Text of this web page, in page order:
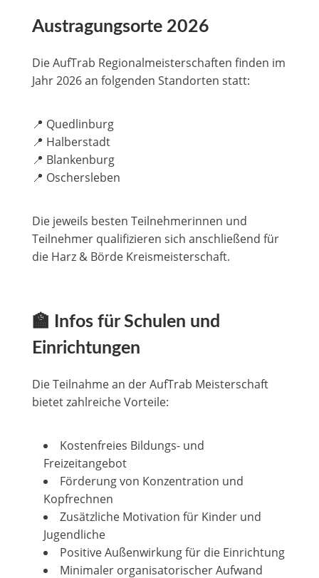
Austragungsorte 2026
Die AufTrab Regionalmeisterschaften finden im
Jahr 2026 an folgenden Standorten statt:
📍 Quedlinburg
📍 Halberstadt
📍 Blankenburg
📍 Oschersleben
Die jeweils besten Teilnehmerinnen und
Teilnehmer qualifizieren sich anschließend für
die Harz & Börde Kreismeisterschaft.
🏫 Infos für Schulen und
Einrichtungen
Die Teilnahme an der AufTrab Meisterschaft
bietet zahlreiche Vorteile:
Kostenfreies Bildungs- und
Freizeitangebot
Förderung von Konzentration und
Kopfrechnen
Zusätzliche Motivation für Kinder und
Jugendliche
Positive Außenwirkung für die Einrichtung
Minimaler organisatorischer Aufwand